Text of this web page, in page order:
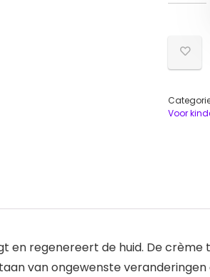
Voor
en regenereert de huid. De
van ongewenste veranderingen